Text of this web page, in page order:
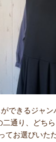
できるジャ
二通り、どち
てお選びいた